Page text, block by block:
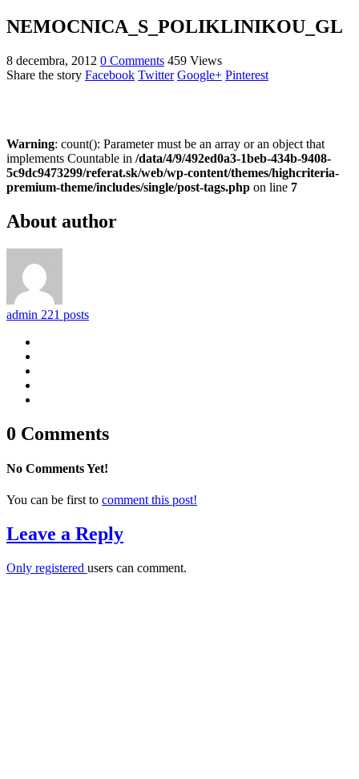
NEMOCNICA_S_POLIKLINIKOU_GL
8 decembra, 2012 0 Comments 459 Views
Share the story Facebook Twitter Google+ Pinterest
Warning: count(): Parameter must be an array or an object that
implements Countable in /data/4/9/492ed0a3-1beb-434b-9408-
5c9dc9473299/referat.sk/web/wp-content/themes/highcriteria-
premium-theme/includes/single/post-tags.php on line 7
About author
admin 221 posts
0 Comments
No Comments Yet!
You can be first to comment this post!
Leave a Reply
Only registered users can comment.